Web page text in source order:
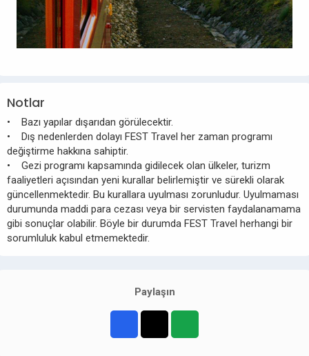
Notlar
• Bazı yapılar dışarıdan görülecektir.
• Dış nedenlerden dolayı FEST Travel her zaman programı
değiştirme hakkına sahiptir.
• Gezi programı kapsamında gidilecek olan ülkeler, turizm
faaliyetleri açısından yeni kurallar belirlemiştir ve sürekli olarak
güncellenmektedir. Bu kurallara uyulması zorunludur. Uyulmaması
durumunda maddi para cezası veya bir servisten faydalanamama
gibi sonuçlar olabilir. Böyle bir durumda FEST Travel herhangi bir
sorumluluk kabul etmemektedir.
Paylaşın